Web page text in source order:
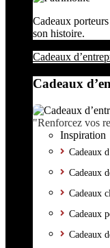
Cadeaux
son histoire.
Cadeaux
Cadeaux
"Renforcez vos
Inspiration
Cadeaux
Cadeaux
Cadeaux
Cadeaux
Cadeaux